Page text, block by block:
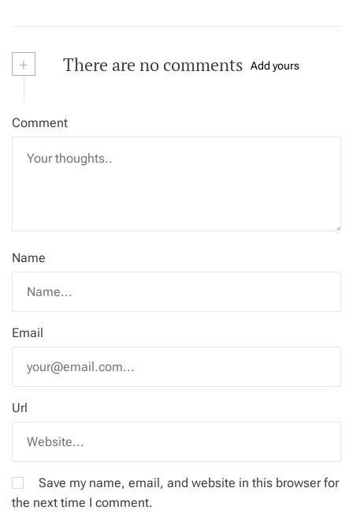
+ There are no comments Add yours
Comment
Name
Email
Url
Save my name, email, and website in this browser for
the next time I comment.